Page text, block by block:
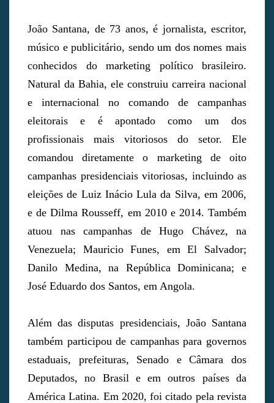
João Santana, de 73 anos, é jornalista, escritor,
músico e publicitário, sendo um dos nomes mais
conhecidos do marketing político brasileiro.
Natural da Bahia, ele construiu carreira nacional
e internacional no comando de campanhas
eleitorais e é apontado como um dos
profissionais mais vitoriosos do setor. Ele
comandou diretamente o marketing de oito
campanhas presidenciais vitoriosas, incluindo as
eleições de Luiz Inácio Lula da Silva, em 2006,
e de Dilma Rousseff, em 2010 e 2014. Também
atuou nas campanhas de Hugo Chávez, na
Venezuela; Mauricio Funes, em El Salvador;
Danilo Medina, na República Dominicana; e
José Eduardo dos Santos, em Angola.
Além das disputas presidenciais, João Santana
também participou de campanhas para governos
estaduais, prefeituras, Senado e Câmara dos
Deputados, no Brasil e em outros países da
América Latina. Em 2020, foi citado pela revista